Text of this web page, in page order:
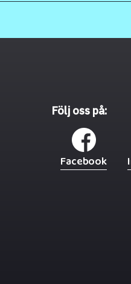
Följ oss på:
Facebook